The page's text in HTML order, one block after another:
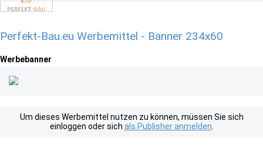
Perfekt-Bau.eu Werbemittel - Banner 234x60
Werbebanner
Um dieses Werbemittel nutzen zu können, müssen Sie sich
einloggen oder sich als Publisher anmelden